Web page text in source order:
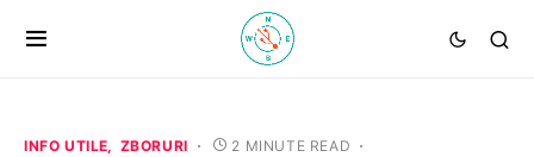
INFO UTILE ZBORURI
2 MINUTE READ